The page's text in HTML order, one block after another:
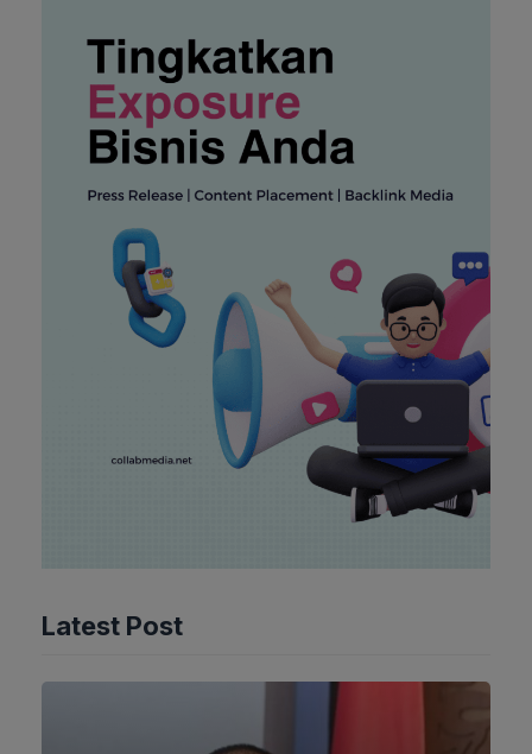
Latest Post